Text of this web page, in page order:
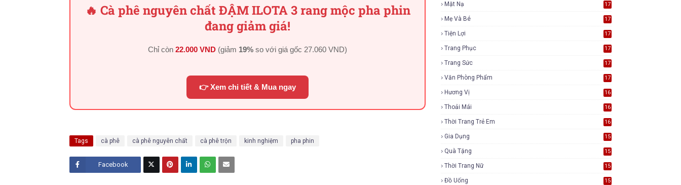
🔥 Cà phê nguyên chất ĐẬM ILOTA 3 rang mộc pha phin
đang giảm giá!
Chỉ còn22.000 VND (giảm 19% so với giá gốc 27.060 VND)
👉 Xem chi tiết & Mua ngay
Tags cà phê cà phê nguyên chất cà phê trộn kinh nghiệm pha phin
Facebook
Mặt Nạ 17
Mẹ Và Bé 17
Tiện Lợi 17
Trang Phục 17
Trang Sức 17
Văn Phòng Phẩm 17
Hương Vị 16
Thoải Mái 16
Thời Trang Trẻ Em 16
Gia Dụng 15
Quà Tặng 15
Thời Trang Nữ 15
Đồ Uống 15